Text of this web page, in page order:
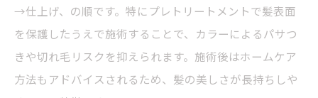
→仕上げ、の順です。特にプレトリートメントで髪表面
を保護したうえで施術することで、カラーによるパサつ
きや切れ毛リスクを抑えられます。施術後はホームケア
方法もアドバイスされるため、髪の美しさが長持ちしや